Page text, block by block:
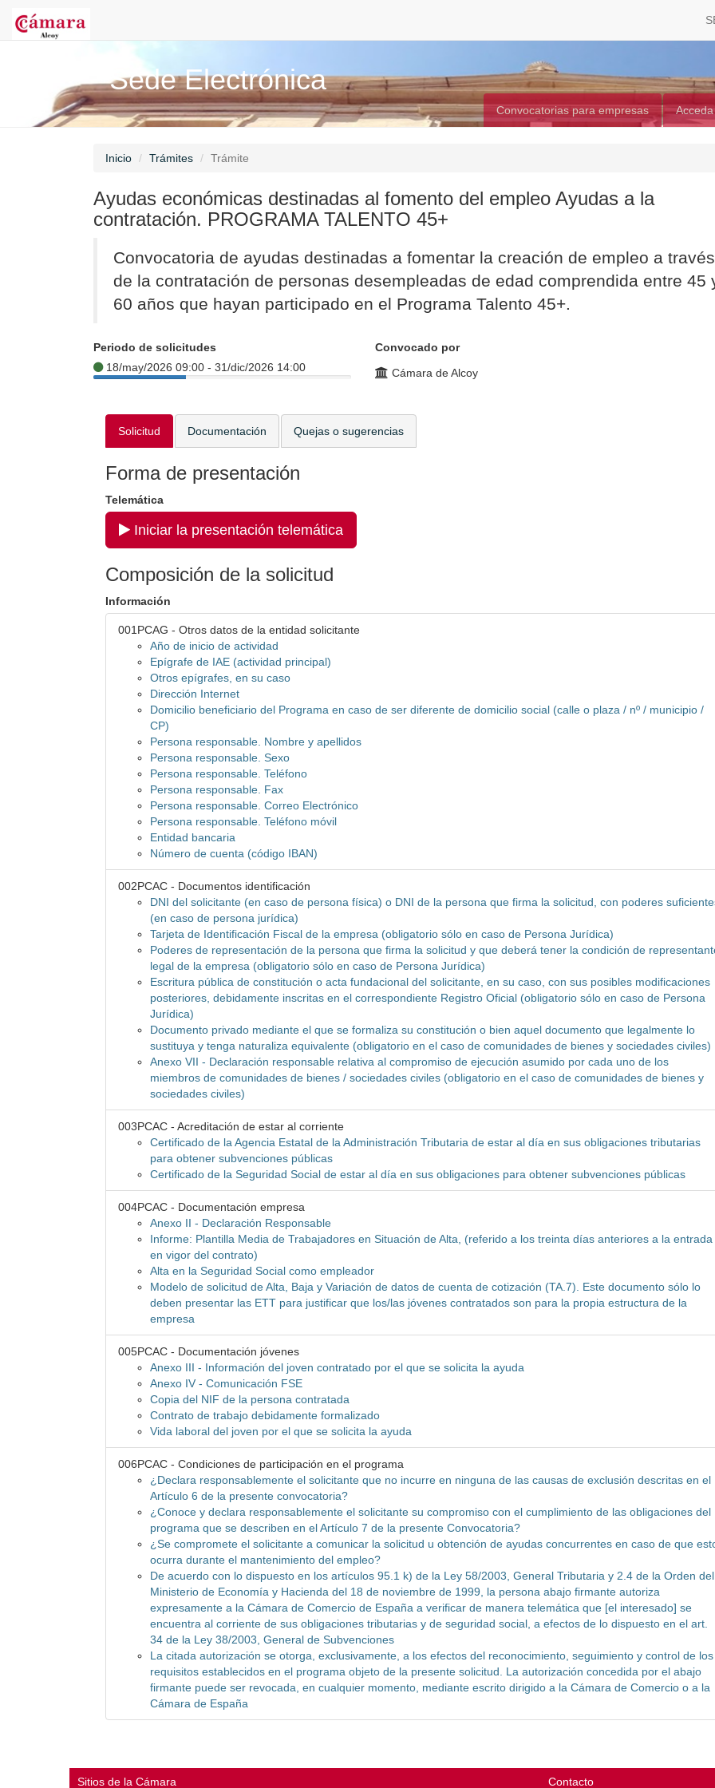
Sede Electrónica
Convocatorias para empresas
Inicio Trámites Trámite
Ayudas económicas destinadas al fomento del empleo Ayudas a la
contratación. PROGRAMA TALENTO 45+
Convocatoria de ayudas destinadas a fomentar la creación de empleo a través
de la contratación de personas desempleadas de edad comprendida entre 45
60 años que hayan participado en el Programa Talento 45+.
Periodo de solicitudes
18/may/2026 09:00 - 31/dic/2026 14:00
Convocado por
Cámara de Alcoy
Solicitud Documentación Quejas o sugerencias
Forma de presentación
Telemática
Iniciar la presentación telemática
Composición de la solicitud
Información
001PCAG - Otros datos de la entidad solicitante
Año de inicio de actividad
Epígrafe de IAE (actividad principal)
Otros epígrafes, en su caso
Dirección Internet
Domicilio beneficiario del Programa en caso de ser diferente de domicilio social (calle o plaza / nº / municipio /
CP)
Persona responsable. Nombre y apellidos
Persona responsable. Sexo
Persona responsable. Teléfono
Persona responsable. Fax
Persona responsable. Correo Electrónico
Persona responsable. Teléfono móvil
Entidad bancaria
Número de cuenta (código IBAN)
002PCAC - Documentos identificación
DNI del solicitante (en caso de persona física) o DNI de la persona que firma la solicitud, con poderes
(en caso de persona jurídica)
Tarjeta de Identificación Fiscal de la empresa (obligatorio sólo en caso de Persona Jurídica)
Poderes de representación de la persona que firma la solicitud y que deberá tener la condición de
legal de la empresa (obligatorio sólo en caso de Persona Jurídica)
Escritura pública de constitución o acta fundacional del solicitante, en su caso, con sus posibles modificaciones
posteriores, debidamente inscritas en el correspondiente Registro Oficial (obligatorio sólo en caso de Persona
Jurídica)
Documento privado mediante el que se formaliza su constitución o bien aquel documento que legalmente lo
sustituya y tenga naturaliza equivalente (obligatorio en el caso de comunidades de bienes y sociedades civiles)
Anexo VII - Declaración responsable relativa al compromiso de ejecución asumido por cada uno de los
miembros de comunidades de bienes / sociedades civiles (obligatorio en el caso de comunidades de bienes y
sociedades civiles)
003PCAC - Acreditación de estar al corriente
Certificado de la Agencia Estatal de la Administración Tributaria de estar al día en sus obligaciones tributarias
para obtener subvenciones públicas
Certificado de la Seguridad Social de estar al día en sus obligaciones para obtener subvenciones públicas
004PCAC - Documentación empresa
Anexo II - Declaración Responsable
Informe: Plantilla Media de Trabajadores en Situación de Alta, (referido a los treinta días anteriores a la entrada
en vigor del contrato)
Alta en la Seguridad Social como empleador
Modelo de solicitud de Alta, Baja y Variación de datos de cuenta de cotización (TA.7). Este documento sólo lo
deben presentar las ETT para justificar que los/las jóvenes contratados son para la propia estructura de la
empresa
005PCAC - Documentación jóvenes
Anexo III - Información del joven contratado por el que se solicita la ayuda
Anexo IV - Comunicación FSE
Copia del NIF de la persona contratada
Contrato de trabajo debidamente formalizado
Vida laboral del joven por el que se solicita la ayuda
006PCAC - Condiciones de participación en el programa
¿Declara responsablemente el solicitante que no incurre en ninguna de las causas de exclusión descritas en el
Artículo 6 de la presente convocatoria?
¿Conoce y declara responsablemente el solicitante su compromiso con el cumplimiento de las obligaciones del
programa que se describen en el Artículo 7 de la presente Convocatoria?
¿Se compromete el solicitante a comunicar la solicitud u obtención de ayudas concurrentes en caso de que
ocurra durante el mantenimiento del empleo?
De acuerdo con lo dispuesto en los artículos 95.1 k) de la Ley 58/2003, General Tributaria y 2.4 de la Orden del
Ministerio de Economía y Hacienda del 18 de noviembre de 1999, la persona abajo firmante autoriza
expresamente a la Cámara de Comercio de España a verificar de manera telemática que [el interesado] se
encuentra al corriente de sus obligaciones tributarias y de seguridad social, a efectos de lo dispuesto en el art.
34 de la Ley 38/2003, General de Subvenciones
La citada autorización se otorga, exclusivamente, a los efectos del reconocimiento, seguimiento y control de los
requisitos establecidos en el programa objeto de la presente solicitud. La autorización concedida por el abajo
firmante puede ser revocada, en cualquier momento, mediante escrito dirigido a la Cámara de Comercio o a la
Cámara de España
Sitios de la Cámara Contacto